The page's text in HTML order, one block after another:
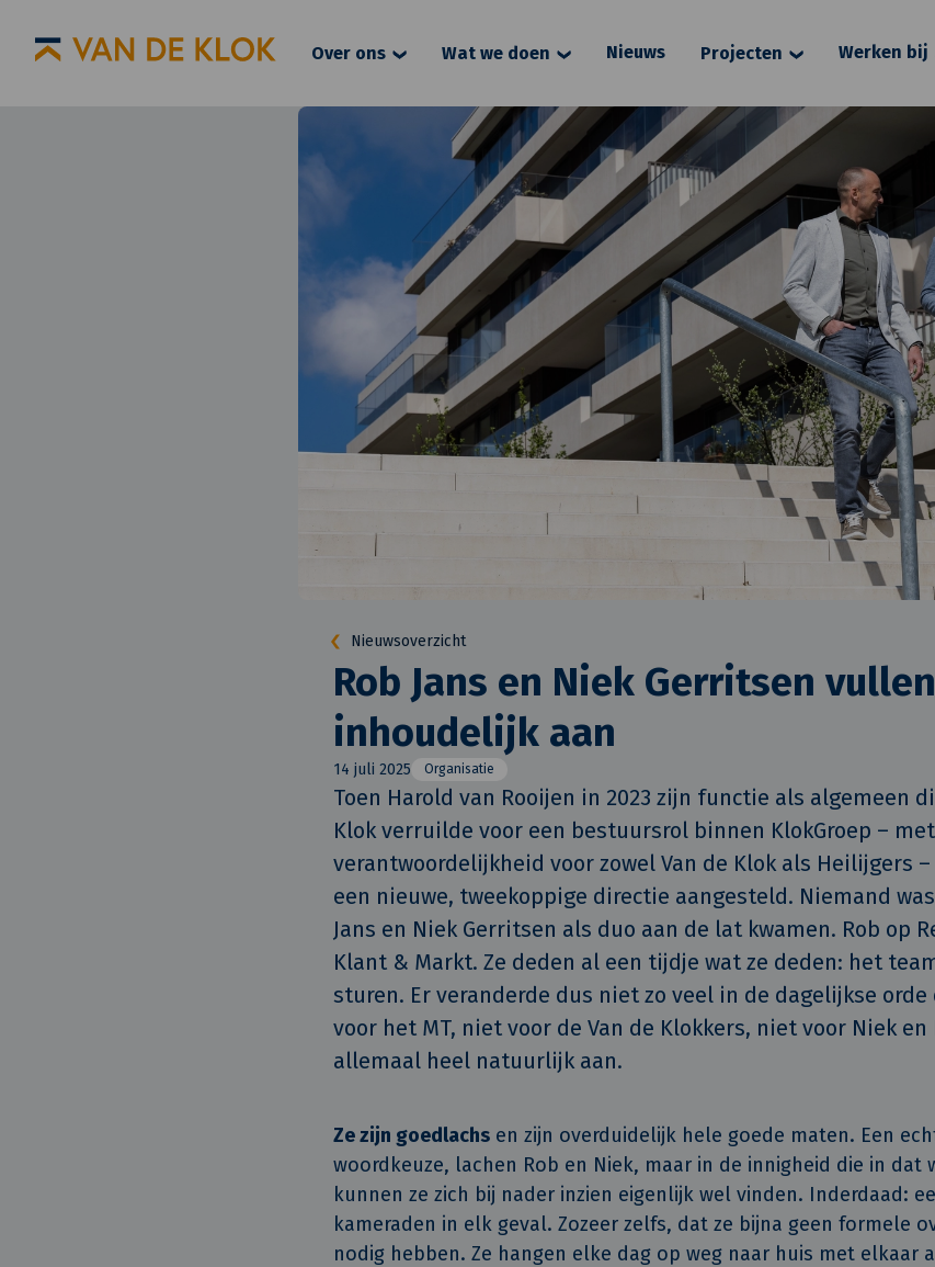
Over ons Wat we doen Nieuws Projecten Werken bij
Nieuwsoverzicht
Rob Jans en Niek Gerritsen
inhoudelijk aan
14 juli 2025 Organisatie
Toen Harold van Rooijen in 2023 zijn functie als algemeen
Klok verruilde voor een bestuursrol binnen KlokGroep – met
verantwoordelijkheid voor zowel Van de Klok als Heilijgers
een nieuwe, tweekoppige directie aangesteld. Niemand
Jans en Niek Gerritsen als duo aan de lat kwamen. Rob op
Klant & Markt. Ze deden al een tijdje wat ze deden: het
sturen. Er veranderde dus niet zo veel in de dagelijkse
voor het MT, niet voor de Van de Klokkers, niet voor Niek en
allemaal heel natuurlijk aan.
Ze zijn goedlachs en zijn overduidelijk hele goede maten. Een
woordkeuze, lachen Rob en Niek, maar in de innigheid die in
kunnen ze zich bij nader inzien eigenlijk wel vinden. Inderdaad:
kameraden in elk geval. Zozeer zelfs, dat ze bijna geen formele
nodig hebben. Ze hangen elke dag op weg naar huis met elkaar